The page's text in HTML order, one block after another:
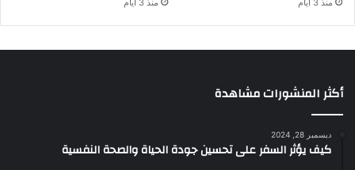
منذ 3 أيام منذ 3 أيام
أكثر المنشورات مشاهدة
ديسمبر 28, 2024
كيف يؤثر السفر على تحسين جودة الحياة والصحة النفسية